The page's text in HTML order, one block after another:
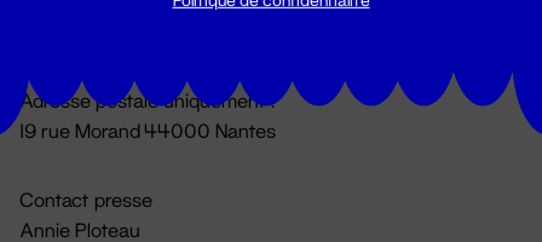
Du lundi au vendredi 14h → 18h
Adresse postale uniquement :
19 rue Morand 44000 Nantes
Contact presse
Annie Ploteau